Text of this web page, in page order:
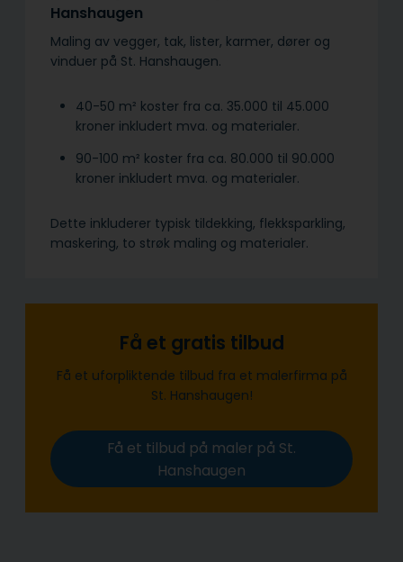
Hanshaugen
Maling av vegger, tak, lister, karmer, dører og
vinduer på St. Hanshaugen.
40-50 m² koster fra ca. 35.000 til 45.000
kroner inkludert mva. og materialer.
90-100 m² koster fra ca. 80.000 til 90.000
kroner inkludert mva. og materialer.
Dette inkluderer typisk tildekking, flekksparkling,
maskering, to strøk maling og materialer.
Få et gratis tilbud
Få et uforpliktende tilbud fra et malerfirma på
St. Hanshaugen!
Få et tilbud på maler på St.
Hanshaugen